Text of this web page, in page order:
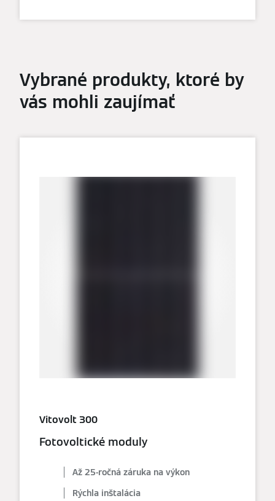
Vybrané produkty, ktoré by
vás mohli zaujímať
Vitovolt 300
Fotovoltické moduly
Až 25-ročná záruka na výkon
Rýchla inštalácia